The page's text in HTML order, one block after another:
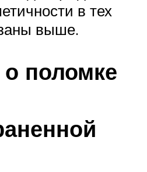
в тех
выше.
поломке